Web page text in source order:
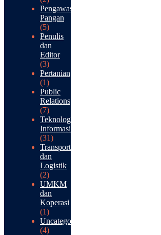
Pengawasan
Pangan
(5)
Penulis
dan
Editor
(3)
Pertanian
(1)
Public
Relations
(7)
Teknologi
Informasi
(31)
Transportasi
dan
Logistik
(2)
UMKM
dan
Koperasi
(1)
Uncategorized
(4)